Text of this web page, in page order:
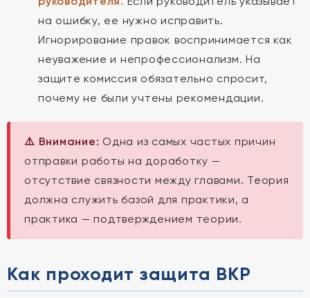
на ошибку, ее нужно исправить.
Игнорирование правок воспринимается как
неуважение и непрофессионализм. На
защите комиссия обязательно спросит,
почему не были учтены рекомендации.
⚠️ Внимание: Одна из самых частых причин
отправки работы на доработку —
отсутствие связности между главами. Теория
должна служить базой для практики, а
практика — подтверждением теории.
Как проходит защита ВКР